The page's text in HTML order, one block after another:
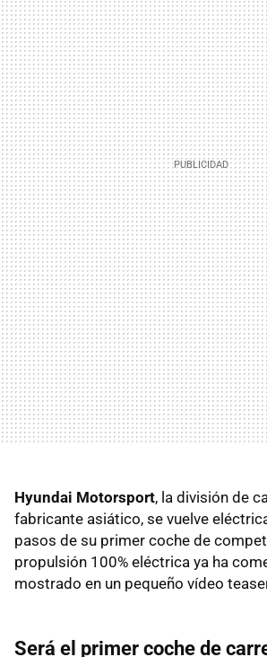
Hyundai Motorsport, la división de
fabricante asiático, se vuelve
pasos de su primer coche de
propulsión 100% eléctrica ya ha
mostrado en un pequeño vídeo
Será el primer coche de